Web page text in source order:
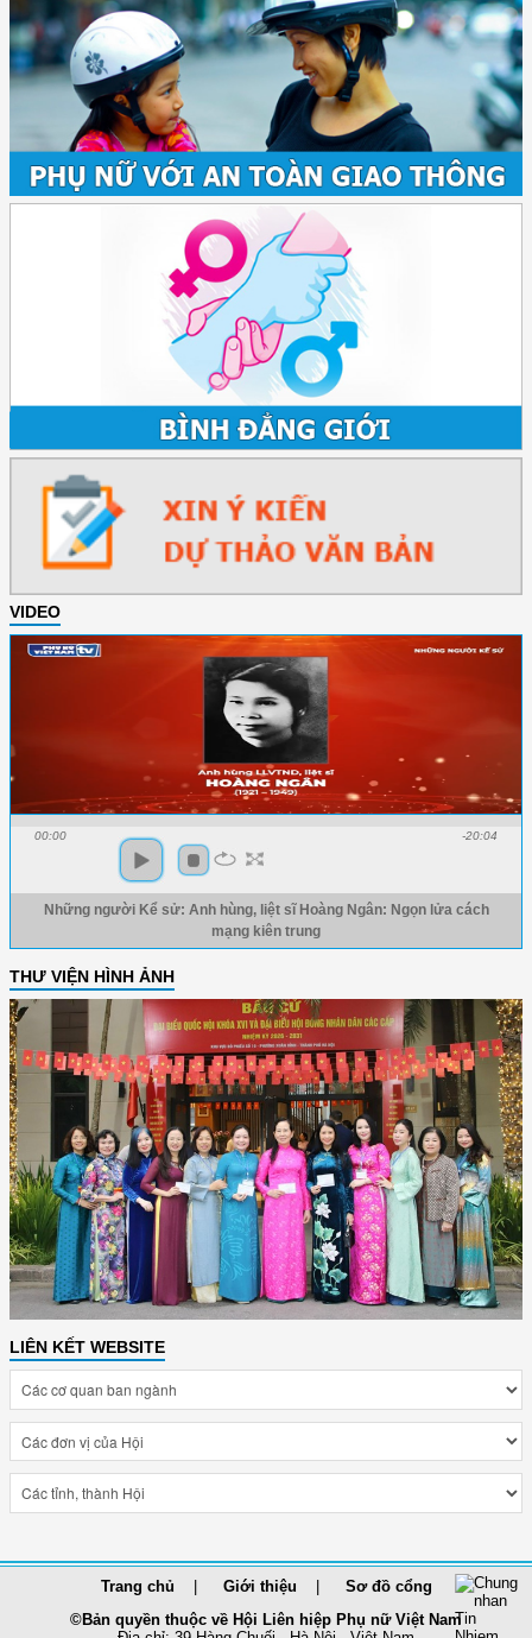
VIDEO
00:00 -20:04
Những người Kể sử: Anh hùng, liệt sĩ Hoàng Ngân: Ngọn lửa cách
mạng kiên trung
THƯ VIỆN HÌNH ẢNH
LIÊN KẾT WEBSITE
Trang chủ Giới thiệu
Sơ đồ cổng
©Bản quyền thuộc về Hội Liên hiệp Phụ nữ Việt Nam